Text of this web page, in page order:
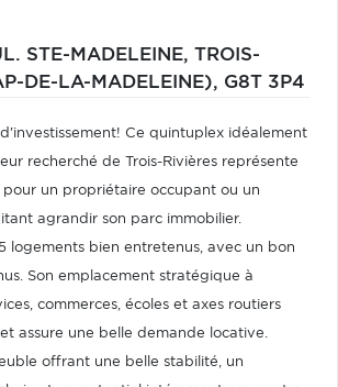
STE-MADELEINE, TROIS-
DE-LA-MADELEINE), G8T 3P4
Ce quintuplex idéalement
recherché de Trois-Rivières représente
pour un propriétaire occupant ou un
agrandir son parc immobilier.
logements bien entretenus, avec un bon
Son emplacement stratégique à
commerces, écoles et axes routiers
assure une belle demande locative.
offrant une belle stabilité, un